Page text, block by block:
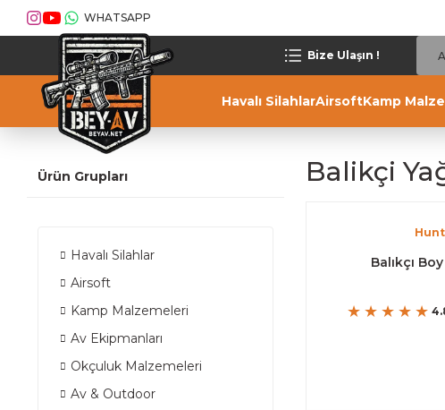
WHATSAPP
Bize Ulaşın !
Havalı SilahlarAirsoftKamp
Ürün Grupları
Havalı Silahlar
Airsoft
Kamp Malzemeleri
Av Ekipmanları
Okçuluk Malzemeleri
Av & Outdoor
Balikçi
Balıkçı